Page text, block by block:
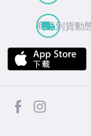
商品到貨動
facebook